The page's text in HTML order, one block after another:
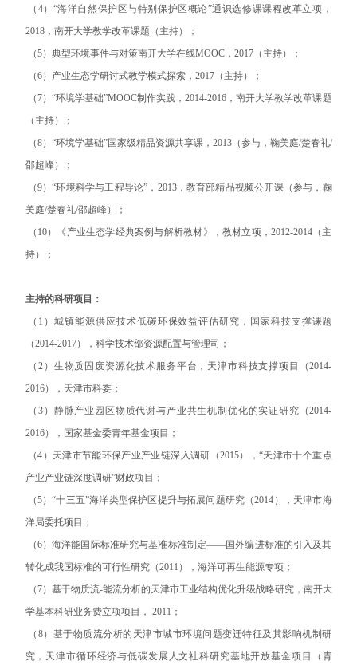
（4）“海洋自然保护区与特别保护区概论”通识选修课课程改革立项，
2018，南开大学教学改革课题（主持）；
（5）典型环境事件与对策南开大学在线MOOC，2017（主持）；
（6）产业生态学研讨式教学模式探索，2017（主持）；
（7）“环境学基础”MOOC制作实践，2014-2016，南开大学教学改革课题
（主持）；
（8）“环境学基础”国家级精品资源共享课，2013（参与，鞠美庭/楚春礼/
邵超峰）；
（9）“环境科学与工程导论”，2013，教育部精品视频公开课（参与，鞠
美庭/楚春礼/邵超峰）；
（10）《产业生态学经典案例与解析教材》，教材立项，2012-2014（主
持）；
主持的科研项目：
（1）城镇能源供应技术低碳环保效益评估研究，国家科技支撑课题
（2014-2017），科学技术部资源配置与管理司；
（2）生物质固废资源化技术服务平台，天津市科技支撑项目（2014-
2016），天津市科委；
（3）静脉产业园区物质代谢与产业共生机制优化的实证研究（2014-
2016），国家基金委青年基金项目；
（4）天津市节能环保产业产业链深入调研（2015），“天津市十个重点
产业产业链深度调研”财政项目；
（5）“十三五”海洋类型保护区提升与拓展问题研究（2014），天津市海
洋局委托项目；
（6）海洋能国际标准研究与基准标准制定——国外编进标准的引入及其
转化成我国标准的可行性研究（2011），海洋可再生能源专项；
（7）基于物质流-能流分析的天津市工业结构优化升级战略研究，南开大
学基本科研业务费立项项目， 2011；
（8）基于物质流分析的天津市城市环境问题变迁特征及其影响机制研
究，天津市循环经济与低碳发展人文社科研究基地开放基金项目（青